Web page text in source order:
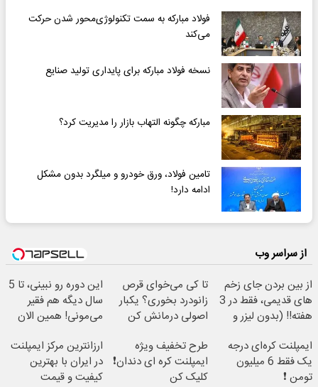
فولاد مبارکه به سمت تکنولوژی‌محور شدن حرکت
می‌کند
نسخه فولاد مبارکه برای پایداری تولید صنایع
مبارکه چگونه التهاب بازار را مدیریت کرد؟
تامین فولاد، ورق خودرو و میلگرد بدون مشکل
ادامه دارد!
از سراسر وب
از بین بردن جای زخم
های قدیمی، فقط در 3
هفته!! (بدون لیزر و
تا کی می‌خوای قرص
زانودرد بخوری؟ یکبار
اصولی درمانش کن
این دوره رو نبینی، تا 5
سال دیگه هم فقیر
می‌مونی! همین الان
ایمپلنت کره‌ای درجه
یک فقط 6 میلیون
تومن ❗
طرح تخفیف ویژه
ایمپلنت کره ای دندان❗
کلیک کن
ارزانترین مرکز ایمپلنت
در ایران با بهترین
کیفیت و قیمت